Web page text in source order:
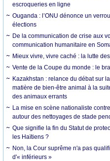
escroqueries en ligne
Ouganda : l’ONU dénonce un
élections
De la communication de crise aux
communication humanitaire en
Mieux vivre, vivre caché : la lutte
Vente de la Coupe du monde : le
Kazakhstan : relance du débat sur
matière de bien-être animal à la
des animaux errants
La mise en scène nationaliste
autour des nettoyages de stade
Que signifie la fin du Statut de
les Haïtiens ?
Non, la Cour suprême n'a pas
d'« inférieurs »